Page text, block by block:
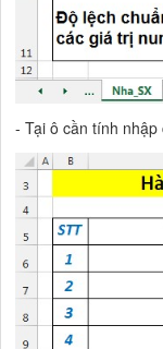
- Tại ô cần tính